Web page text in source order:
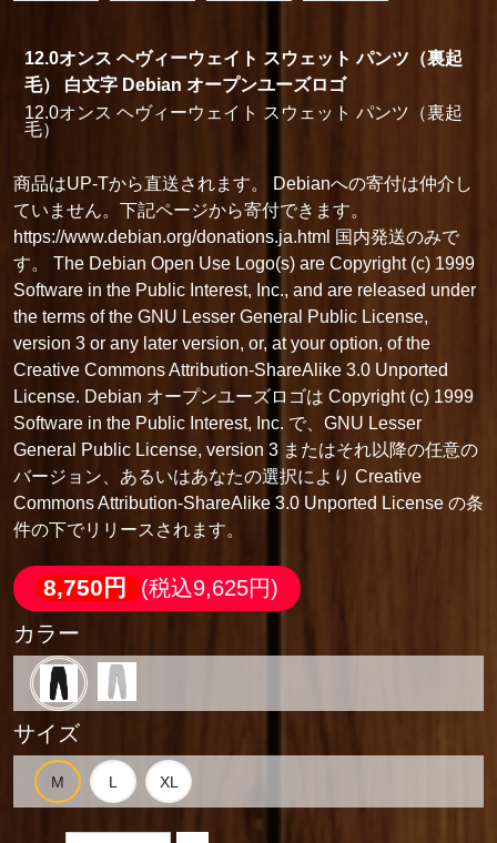
12.0オンス ヘヴィーウェイト スウェット パンツ（裏起
毛） 白文字 Debian オープンユーズロゴ
12.0オンス ヘヴィーウェイト スウェット パンツ（裏起
毛）
商品はUP-Tから直送されます。 Debianへの寄付は仲介し
ていません。下記ページから寄付できます。
https://www.debian.org/donations.ja.html 国内発送のみで
す。 The Debian Open Use Logo(s) are Copyright (c) 1999
Software in the Public Interest, Inc., and are released under
the terms of the GNU Lesser General Public License,
version 3 or any later version, or, at your option, of the
Creative Commons Attribution-ShareAlike 3.0 Unported
License. Debian オープンユーズロゴは Copyright (c) 1999
Software in the Public Interest, Inc. で、GNU Lesser
General Public License, version 3 またはそれ以降の任意の
バージョン、あるいはあなたの選択により Creative
Commons Attribution-ShareAlike 3.0 Unported License の条
件の下でリリースされます。
8,750円
(税込9,625円)
カラー
サイズ